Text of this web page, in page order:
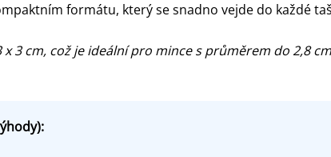
formátu, který se snadno vejde do každé
3 cm, což je ideální pro mince s průměrem do 2,8